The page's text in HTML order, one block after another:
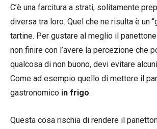
C’è una farcitura a strati, solitamente
diversa tra loro. Quel che ne risulta è un
tartine. Per gustare al meglio il
non finire con l’avere la percezione che
qualcosa di non buono, devi evitare
Come ad esempio quello di mettere il
gastronomico in frigo.
Questa cosa rischia di rendere il